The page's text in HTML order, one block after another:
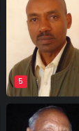
5